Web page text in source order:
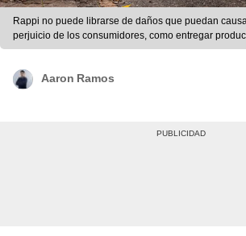
Rappi no puede librarse de daños que puedan
perjuicio de los consumidores, como entregar
Aaron Ramos